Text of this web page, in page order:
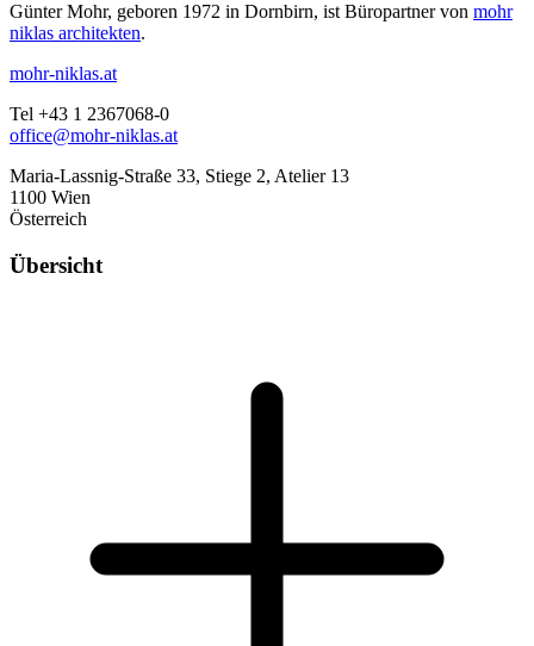
Günter Mohr, geboren 1972 in Dornbirn, ist Büropartner von mohr
niklas architekten.
mohr-niklas.at
Tel +43 1 2367068-0
office@mohr-niklas.at
Maria-Lassnig-Straße 33, Stiege 2, Atelier 13
1100 Wien
Österreich
Übersicht